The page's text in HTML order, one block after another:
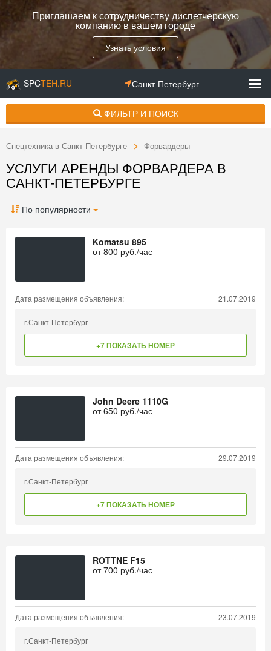
Приглашаем к сотрудничеству диспетчерскую
компанию в вашем городе
Узнать условия
SPCTEH.RU Санкт-Петербург
ФИЛЬТР И ПОИСК
Спецтехника в Санкт-Петербурге Форвардеры
УСЛУГИ АРЕНДЫ ФОРВАРДЕРА В
САНКТ-ПЕТЕРБУРГЕ
По популярности
Komatsu 895
от800 руб./час
Дата размещения объявления: 21.07.2019
г.Санкт-Петербург
+7 ПОКАЗАТЬ НОМЕР
John Deere 1110G
от650 руб./час
Дата размещения объявления: 29.07.2019
г.Санкт-Петербург
+7 ПОКАЗАТЬ НОМЕР
ROTTNE F15
от700 руб./час
Дата размещения объявления: 23.07.2019
г.Санкт-Петербург